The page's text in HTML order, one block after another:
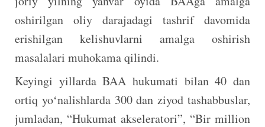
oshirilgan oliy darajadagi tashrif davomida
erishilgan kelishuvlarni amalga oshirish
masalalari muhokama qilindi.
Keyingi yillarda BAA hukumati bilan 40 dan
ortiq yoʻnalishlarda 300 dan ziyod tashabbuslar,
jumladan, “Hukumat akseleratori”, “Bir million